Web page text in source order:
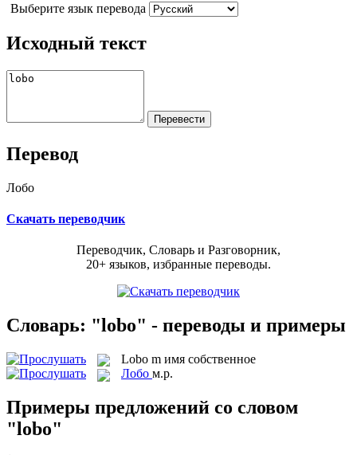
Выберите язык перевода
Исходный текст
Перевод
Лобо
Скачать переводчик
Переводчик, Словарь и Разговорник,
20+ языков, избранные переводы.
Словарь: "lobo" - переводы и примеры
Lobo m имя собственное
Лобо м.р.
Примеры предложений со словом
"lobo"